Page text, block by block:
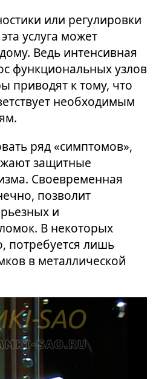
или регулировки
услуга может
Ведь интенсивная
функциональных узлов
приводят к тому, что
необходимым
ряд «симптомов»,
защитные
Своевременная
позволит
и
В некоторых
потребуется лишь
в металлической